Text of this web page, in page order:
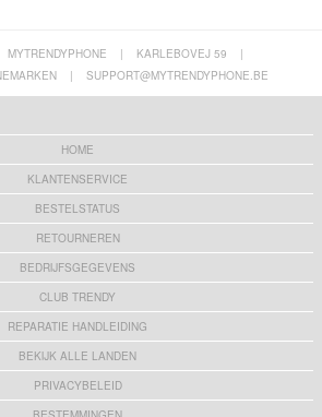
MYTRENDYPHONE | KARLEBOVEJ 59
|
| SUPPORT@MYTRENDYPHONE.BE
HOME
KLANTENSERVICE
BESTELSTATUS
RETOURNEREN
BEDRIJFSGEGEVENS
CLUB TRENDY
REPARATIE HANDLEIDING
BEKIJK ALLE LANDEN
PRIVACYBELEID